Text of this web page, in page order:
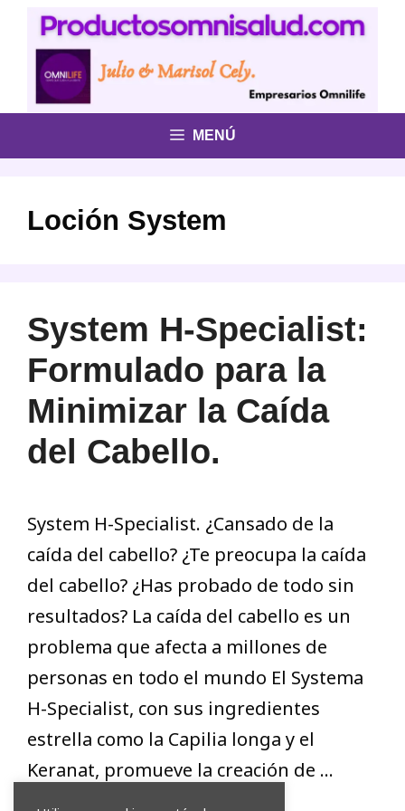
Saltar
contenido
MENÚ
Loción System
System H-Specialist:
Formulado para la
Minimizar la Caída
del Cabello.
System H-Specialist. ¿Cansado de la
caída del cabello? ¿Te preocupa la caída
del cabello? ¿Has probado de todo sin
resultados? La caída del cabello es un
problema que afecta a millones de
personas en todo el mundo El Systema
H-Specialist, con sus ingredientes
estrella como la Capilia longa y el
Keranat, promueve la creación de …